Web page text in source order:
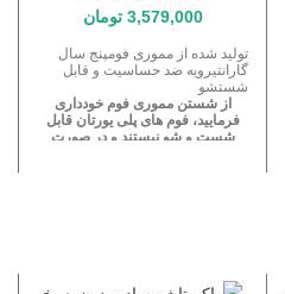
3,579,000 تومان
تولید شده از مموری فومپنج سال
گارانتیرویه ضد حساسیت و قابل
شستشو
از شستن مموری فوم خودداری
فرمایید، فوم های پلی یورتان قابل
شست و شو نیستند و در صورت